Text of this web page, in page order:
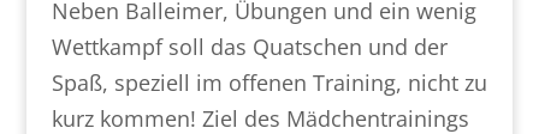
Neben Balleimer, Übungen und ein wenig
Wettkampf soll das Quatschen und der
Spaß, speziell im offenen Training, nicht zu
kurz kommen! Ziel des Mädchentrainings